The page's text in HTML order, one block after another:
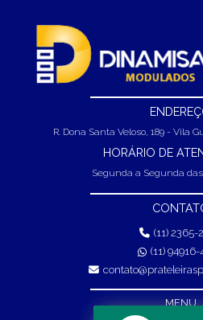
PARA VENDER MAIS
ESCOLHER A IDEAL
ESCOLHER A IDEAL
ORGANIZAR SUA OFICINA
R. Dona Santa Veloso, 189 - Vila
HORÁRIO DE
Segunda a Segunda das
(11) 2365-
(11)
MENU